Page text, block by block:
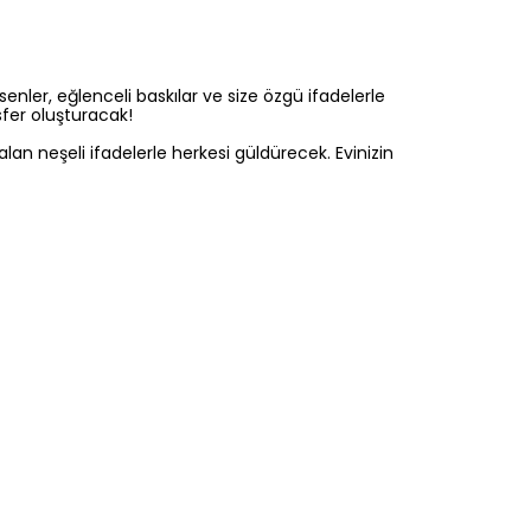
eğlenceli baskılar ve size özgü ifadelerle
oluşturacak!
neşeli ifadelerle herkesi güldürecek. Evinizin